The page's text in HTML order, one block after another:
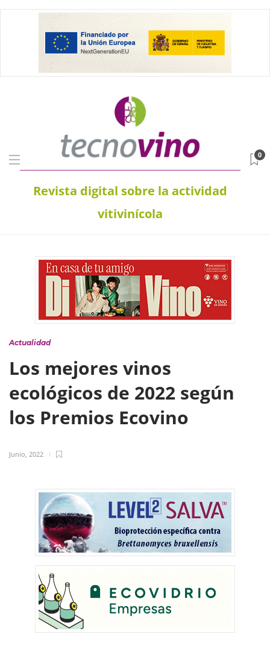
Revista digital sobre la actividad
vitivinícola
0
Actualidad
Los mejores vinos
ecológicos de 2022 según
los Premios Ecovino
Junio, 2022